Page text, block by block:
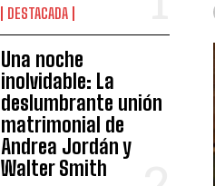
DESTACADA
Una noche
inolvidable: La
deslumbrante unión
matrimonial de
Andrea Jordán y
Walter Smith